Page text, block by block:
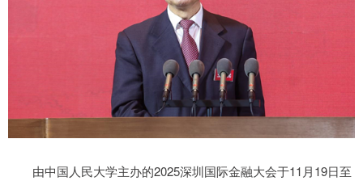
由中国人民大学主办的2025深圳国际金融大会于11月19日至